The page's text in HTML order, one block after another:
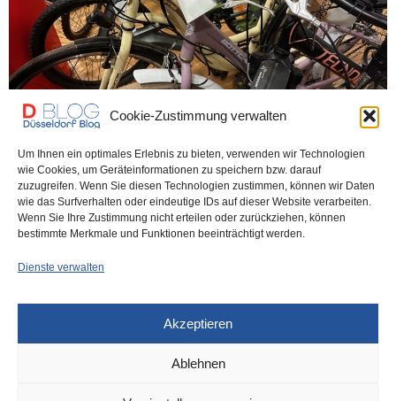
Cookie-Zustimmung verwalten
Um Ihnen ein optimales Erlebnis zu bieten, verwenden wir Technologien
wie Cookies, um Geräteinformationen zu speichern bzw. darauf
zuzugreifen. Wenn Sie diesen Technologien zustimmen, können wir Daten
wie das Surfverhalten oder eindeutige IDs auf dieser Website verarbeiten.
Wenn Sie Ihre Zustimmung nicht erteilen oder zurückziehen, können
bestimmte Merkmale und Funktionen beeinträchtigt werden.
Dienste verwalten
Akzeptieren
Ablehnen
DÜSSELDORF 24. FEBRUAR 2026
Fundgrube für alle, die ein Fahrrad
brauchen
Interessehalber hatte ich mir das mal angeschaut und kann nur